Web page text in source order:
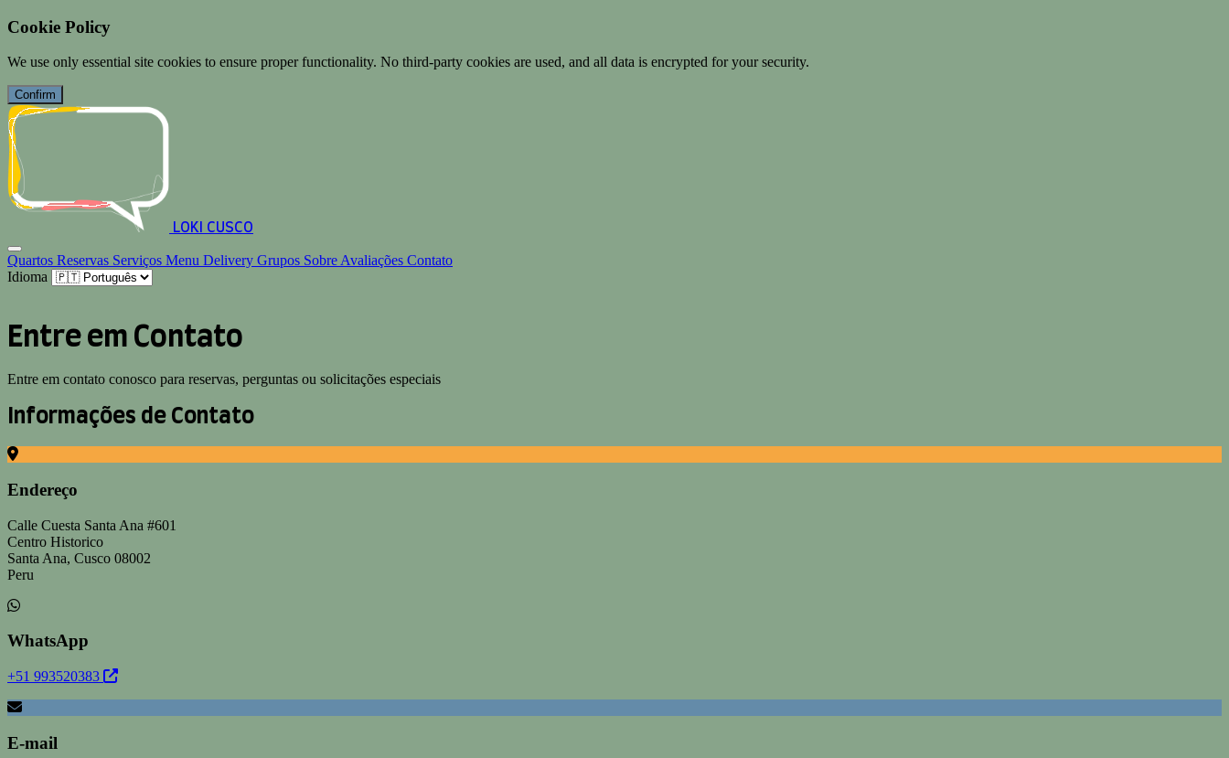
Cookie Policy
We use only essential site cookies to ensure proper functionality. No third-party cookies are used, and all data is encrypted for your security.
Confirm
LOKI CUSCO
Quartos Reservas Serviços Menu Delivery Grupos SobreAvaliações Contato
Idioma
Entre em Contato
Entre em contato conosco para reservas, perguntas ou solicitações especiais
Informações de Contato
Endereço
Calle Cuesta Santa Ana #601
Centro Historico
Santa Ana, Cusco 08002
Peru
WhatsApp
+51 993520383
E-mail